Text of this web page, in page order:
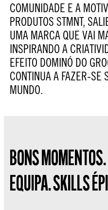
COMUNIDADE E A
PRODUTOS STMNT,
UMA MARCA QUE VAI
INSPIRANDO A
EFEITO DOMINÓ DO
CONTINUA A FAZER-SE
MUNDO.
BONS
EQUIPA. SKILLS